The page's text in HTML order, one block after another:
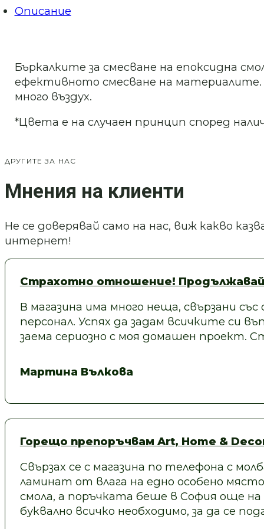
смола
и
Описание
Бъркалките за смесване на епоксидна
ефективното смесване на материалите.
много въздух.
*Цвета е на случаен принцип според
ДРУГИТЕ ЗА НАС
Мнения на клиенти
Не се доверявай само на нас, виж какво
интернет!
Страхотно отношение!
В магазина има много неща, свързани
персонал. Успях да задам всичките си
заема сериозно с моя домашен
Мартина Вълкова
Горещо препоръчвам Art, Home &
Свързах се с магазина по телефона с
ламинат от влага на едно особено
смола, а поръчката беше в София още
буквално всичко необходимо, за да се